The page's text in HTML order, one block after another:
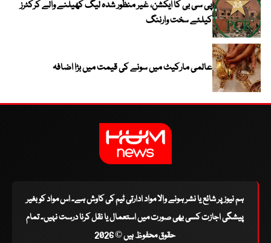
پی سی بی کا ایکشن، غیر منظور شدہ لیگ کھیلنے والے کرکٹرز
کیلئے سخت وارننگ
عالمی مارکیٹ میں سونے کی قیمت میں بڑا اضافہ
ہم نیوز پر شائع یا نشر ہونے والا مواد ادارتی ٹیم کی کاوش ہے۔ اس مواد کو بغیر
پیشگی اجازت کسی بھی صورت میں استعمال یا نقل کرنا درست نہیں۔ تمام
حقوق محفوظ ہیں © 2026